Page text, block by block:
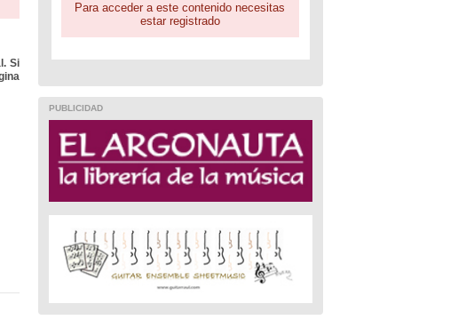
Si
Para acceder a este contenido necesitas
estar registrado
PUBLICIDAD